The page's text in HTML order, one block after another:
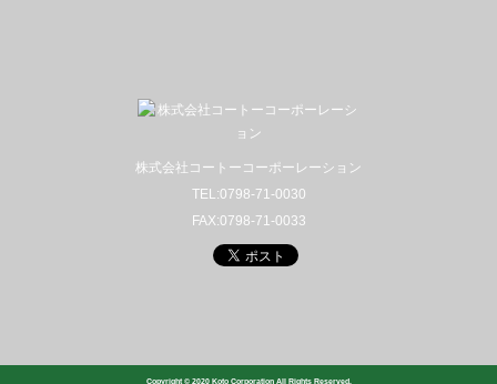
株式会社コートーコーポーレーション
TEL:0798-71-0030
FAX:0798-71-0033
Copyright © 2020 Koto Corporation All Rights Reserved.